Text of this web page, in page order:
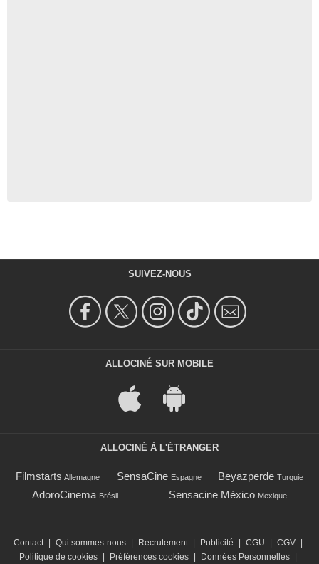
SUIVEZ-NOUS
ALLOCINÉ SUR MOBILE
ALLOCINÉ À L'ÉTRANGER
Filmstarts Allemagne SensaCine Espagne Beyazperde Turquie
AdoroCinema Brésil Sensacine México Mexique
Contact Qui sommes-nous Recrutement Publicité CGU CGV
Politique de cookies
Préférences cookies Données Personnelles